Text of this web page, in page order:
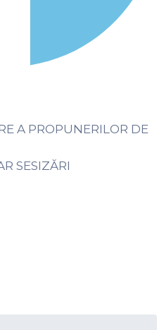
A PROPUNERILOR DE
SESIZĂRI